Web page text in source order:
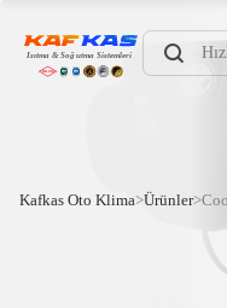
Products
search
Kafkas Oto Klima>Ürünler>